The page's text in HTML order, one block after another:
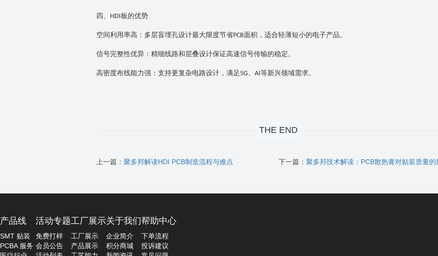
四、 HDI板的优势
空间利用率高：多层盲埋孔设计最大限度节省PCB面积，适合轻薄短小的电子产品。
信号完整性优异：精细线路和层叠设计保证高速信号传输的稳定。
高密度布线能力强：支持更复杂电路设计，满足 5G、 AI等新兴领域需求。
THE END
上一篇： 聚多邦解读HDI PCB制造流程与难点 下一篇： 聚多邦技术解读：PCB散热膏对贴装质量的影
产品线
SMT 贴装
PCBA 服务
活动专题
免费打样
会员公告
工厂展示
工厂展示
产品展示
关于我们
企业简介
积分商城
帮助中心
下单流程
投诉建议